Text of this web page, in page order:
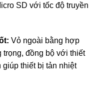
SD với tốc độ truyền
Vỏ ngoài bằng hợp
trọng, đồng bộ với thiết
giúp thiết bị tản nhiệt